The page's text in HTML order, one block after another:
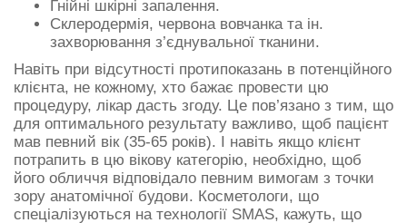
Гнійні шкірні запалення.
Склеродермія, червона вовчанка та ін.
захворювання з’єднувальної тканини.
Навіть при відсутності протипоказань в потенційного
клієнта, не кожному, хто бажає провести цю
процедуру, лікар дасть згоду. Це пов’язано з тим, що
для оптимального результату важливо, щоб пацієнт
мав певний вік (35-65 років). І навіть якщо клієнт
потрапить в цю вікову категорію, необхідно, щоб
його обличчя відповідало певним вимогам з точки
зору анатомічної будови. Косметологи, що
спеціалізуються на технології SMAS, кажуть, що